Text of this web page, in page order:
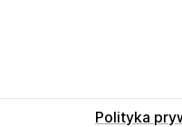
Polityka